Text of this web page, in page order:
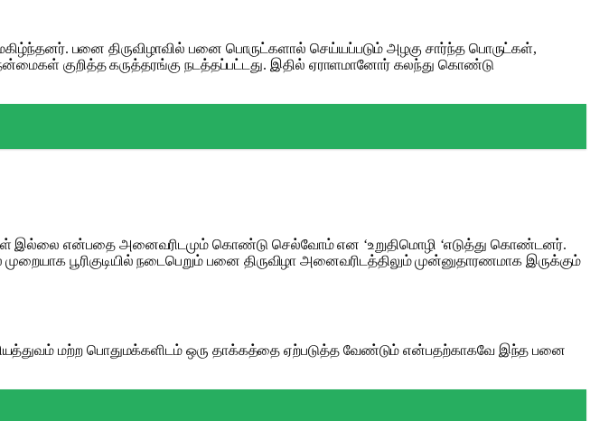
பனை திருவிழாவில் பனை பொருட்களால் செய்யப்படும் அழகு சார்ந்த பொருட்கள்,
குறித்த கருத்தரங்கு நடத்தப்பட்டது. இதில் ஏராளமானோர் கலந்து கொண்டு
இல்லை என்பதை அனைவரிடமும் கொண்டு செல்வோம் என ‘உறுதிமொழி ‘எடுத்து கொண்டனர்.
பூரிகுடியில் நடைபெறும் பனை திருவிழா அனைவரிடத்திலும் முன்னுதாரணமாக இருக்கும்
மற்ற பொதுமக்களிடம் ஒரு தாக்கத்தை ஏற்படுத்த வேண்டும் என்பதற்காகவே இந்த பனை